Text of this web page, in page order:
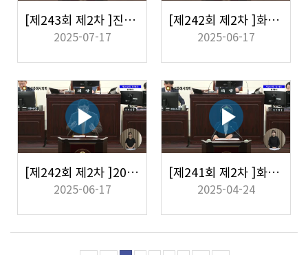
[제243회 제2차 ]진안지구 개발과 관련하여 전투기 소음, 열병합발전소 이전, 진안지구 원주민 재산권 보장, 주민 소통 부재 및 신도시 조성에 대한 시의 입장과 대응 방안
2025-07-17
[제242회 제2차 ]화성 서해마루 유스호스텔 민간위탁 운영 관련
2025-06-17
[제242회 제2차 ]2025 . 7. 1. 조직개편 및 화성특례시 홍보 관련
2025-06-17
[제241회 제2차 ]화성형 기본사회와 복지정책
2025-04-24